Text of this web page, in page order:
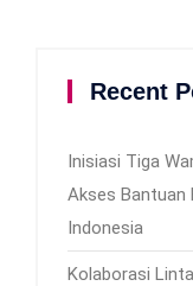
Recent
Inisiasi Tiga
Akses Bantuan
Indonesia
Kolaborasi